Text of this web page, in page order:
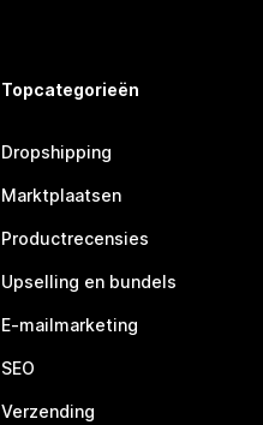
Topcategorieën
Dropshipping
Marktplaatsen
Productrecensies
Upselling en bundels
E-mailmarketing
SEO
Verzending